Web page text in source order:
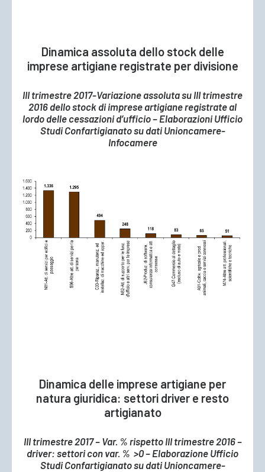
Dinamica assoluta dello stock delle
imprese artigiane registrate per divisione
III trimestre 2017-Variazione assoluta su III trimestre
2016 dello stock di imprese artigiane registrate al
lordo delle cessazioni d’ufficio – Elaborazioni Ufficio
Studi Confartigianato su dati Unioncamere-
Infocamere
Dinamica delle imprese artigiane per
natura giuridica: settori driver e resto
artigianato
III trimestre 2017 – Var. % rispetto III trimestre 2016 –
driver: settori con var. % >0 – Elaborazione Ufficio
Studi Confartigianato su dati Unioncamere-